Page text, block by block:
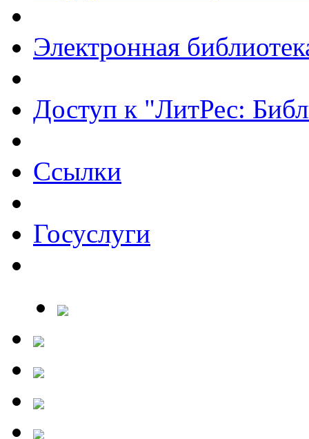
Электронная
Доступ к "ЛитРес:
Ссылки
Госуслуги